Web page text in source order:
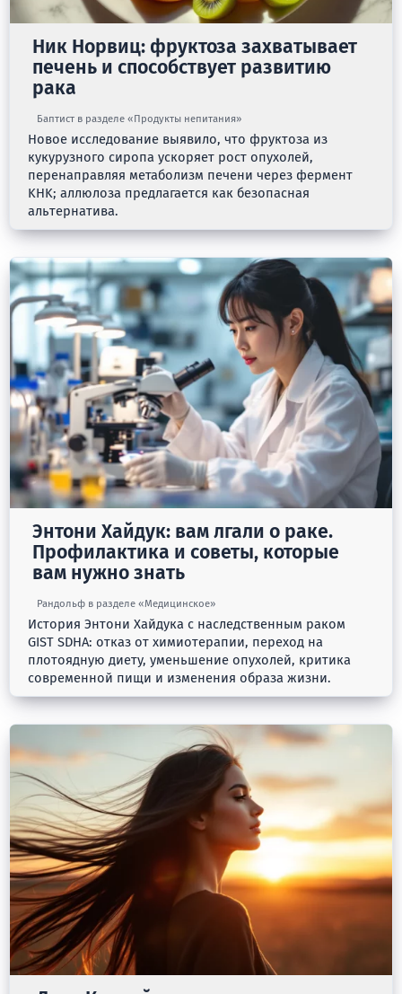
Ник Норвиц: фруктоза захватывает
печень и способствует развитию
рака
Баптист в разделе «Продукты непитания»
Новое исследование выявило, что фруктоза из
кукурузного сиропа ускоряет рост опухолей,
перенаправляя метаболизм печени через фермент
KHK; аллюлоза предлагается как безопасная
альтернатива.
Энтони Хайдук: вам лгали о раке.
Профилактика и советы, которые
вам нужно знать
Рандольф в разделе «Медицинское»
История Энтони Хайдука с наследственным раком
GIST SDHA: отказ от химиотерапии, переход на
плотоядную диету, уменьшение опухолей, критика
современной пищи и изменения образа жизни.